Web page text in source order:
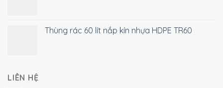
Thùng rác 60 lít nắp kín nhựa HDPE TR60
LIÊN HỆ